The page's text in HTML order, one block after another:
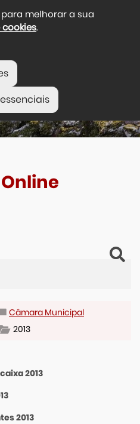
melhorar a sua
.
Câmara Municipal
2013
2013
2013